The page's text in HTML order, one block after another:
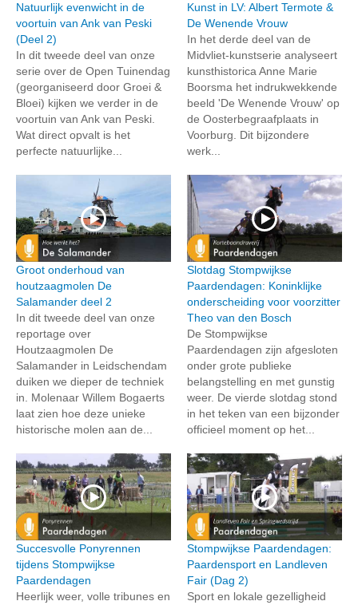
Natuurlijk evenwicht in de
voortuin van Ank van Peski
(Deel 2)
In dit tweede deel van onze
serie over de Open Tuinendag
(georganiseerd door Groei &
Bloei) kijken we verder in de
voortuin van Ank van Peski.
Wat direct opvalt is het
perfecte natuurlijke...
Kunst in LV: Albert Termote &
De Wenende Vrouw
In het derde deel van de
Midvliet-kunstserie analyseert
kunsthistorica Anne Marie
Boorsma het indrukwekkende
beeld 'De Wenende Vrouw' op
de Oosterbegraafplaats in
Voorburg. Dit bijzondere
werk...
Groot onderhoud van
houtzaagmolen De
Salamander deel 2
In dit tweede deel van onze
reportage over
Houtzaagmolen De
Salamander in Leidschendam
duiken we dieper de techniek
in. Molenaar Willem Bogaerts
laat zien hoe deze unieke
historische molen aan de...
Slotdag Stompwijkse
Paardendagen: Koninklijke
onderscheiding voor voorzitter
Theo van den Bosch
De Stompwijkse
Paardendagen zijn afgesloten
onder grote publieke
belangstelling en met gunstig
weer. De vierde slotdag stond
in het teken van een bijzonder
officieel moment op het...
Succesvolle Ponyrennen
tijdens Stompwijkse
Paardendagen
Heerlijk weer, volle tribunes en
Stompwijkse Paardendagen:
Paardensport en Landleven
Fair (Dag 2)
Sport en lokale gezelligheid